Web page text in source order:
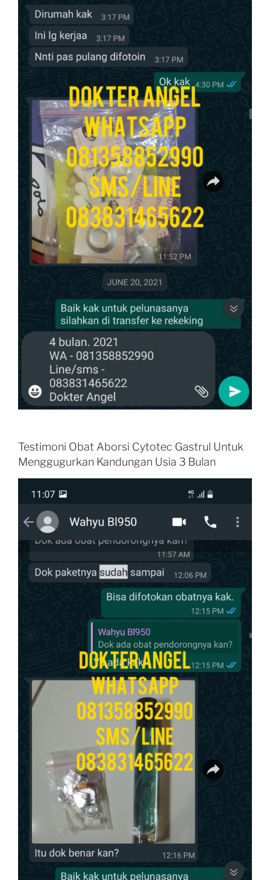
Testimoni Obat Aborsi Cytotec Gastrul Untuk
Menggugurkan Kandungan Usia 3 Bulan